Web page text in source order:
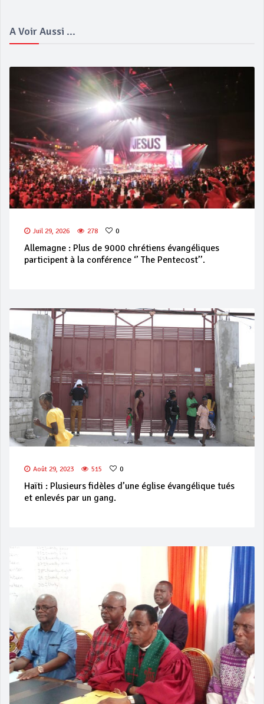
A Voir Aussi ...
Juil 29, 2026 278 0
Allemagne : Plus de 9000 chrétiens évangéliques
participent à la conférence ‘’ The Pentecost’’.
Août 29, 2023 515 0
Haïti : Plusieurs fidèles d’une église évangélique tués
et enlevés par un gang.